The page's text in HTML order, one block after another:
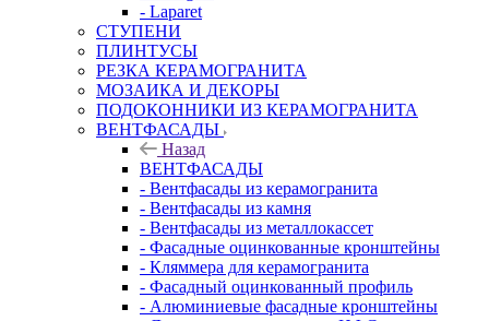
- Laparet
СТУПЕНИ
ПЛИНТУСЫ
РЕЗКА КЕРАМОГРАНИТА
МОЗАИКА И ДЕКОРЫ
ПОДОКОННИКИ ИЗ КЕРАМОГРАНИТА
ВЕНТФАСАДЫ
Назад
ВЕНТФАСАДЫ
- Вентфасады из керамогранита
- Вентфасады из камня
- Вентфасады из металлокассет
- Фасадные оцинкованные кронштейны
- Кляммера для керамогранита
- Фасадный оцинкованный профиль
- Алюминиевые фасадные кронштейны